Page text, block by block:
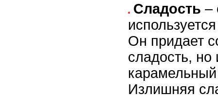
Сладость –
Он придает
сладость, но
Излишняя